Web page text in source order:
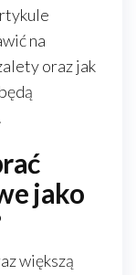
na
oraz jak
jako
większą